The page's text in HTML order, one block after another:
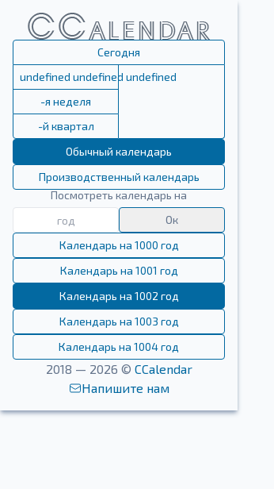
Сегодня
undefined undefined undefined
-я неделя
-й квартал
Обычный календарь
Производственный календарь
Посмотреть календарь на
Ок
Календарь на 1000 год
Календарь на 1001 год
Календарь на 1002 год
Календарь на 1003 год
Календарь на 1004 год
2018 — 2026 © CCalendar
Напишите нам